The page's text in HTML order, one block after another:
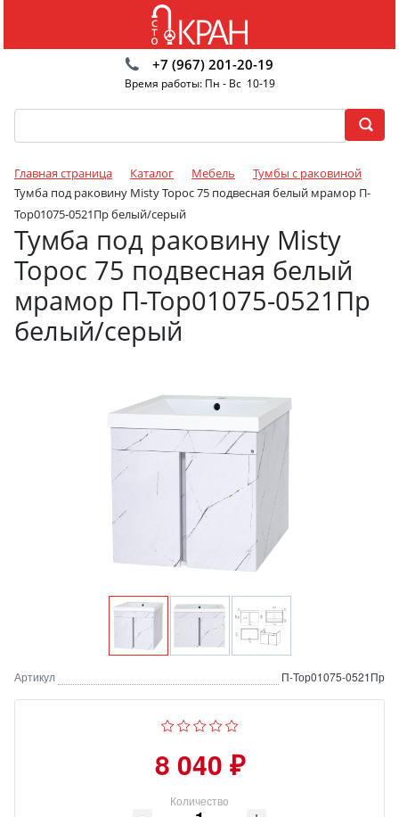
+7 (967) 201-20-19
Время работы: Пн - Вс 10-19
Главная страница Каталог Мебель
Тумбы с раковиной
Тумба под раковину Misty Торос 75 подвесная белый мрамор П-
Тор01075-0521Пр белый/серый
Тумба под раковину Misty
Торос 75 подвесная белый
мрамор П-Тор01075-0521Пр
белый/серый
Артикул П-Тор01075-0521Пр
8 040 ₽
Количество